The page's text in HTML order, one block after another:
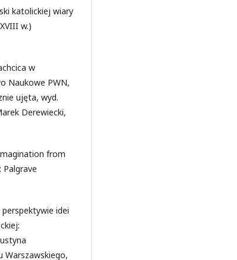
katolickiej wiary
w.)
w
Naukowe PWN,
ujęta, wyd.
Derewiecki,
from
idei
Warszawskiego,